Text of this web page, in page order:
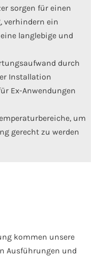
sorgen für einen
verhindern ein
langlebige und
durch
Installation
Ex-Anwendungen
um
gerecht zu werden
kommen unsere
Ausführungen und